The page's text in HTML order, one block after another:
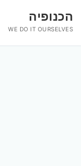
לתוכןהכנופיה
WE DO IT OURSELVES